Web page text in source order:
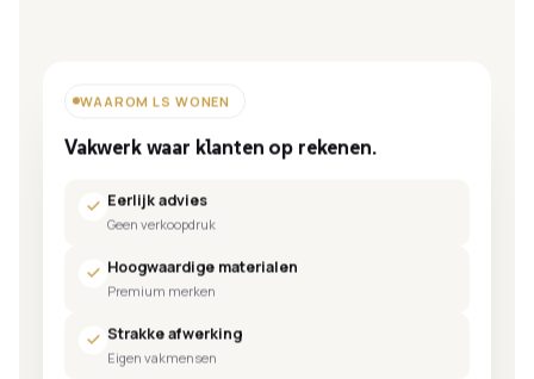
WAAROM LS WONEN
Vakwerk waar klanten op rekenen.
Eerlijk advies
Geen verkoopdruk
Hoogwaardige materialen
Premium merken
Strakke afwerking
Eigen vakmensen